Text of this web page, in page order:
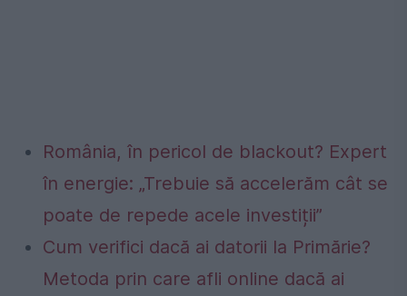
România, în pericol de blackout? Expert
în energie: „Trebuie să accelerăm cât se
poate de repede acele investiții”
Cum verifici dacă ai datorii la Primărie?
Metoda prin care afli online dacă ai